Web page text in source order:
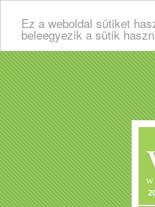
Ez a weboldal sütiket
beleegyezik a sütik